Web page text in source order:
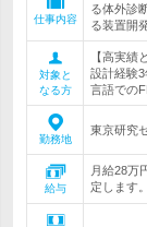
仕事内容
る体外診
る装置開
対象と
なる方
【高実績
設計経験
言語での
勤務地
東京研究
給与
月給28万
定します。